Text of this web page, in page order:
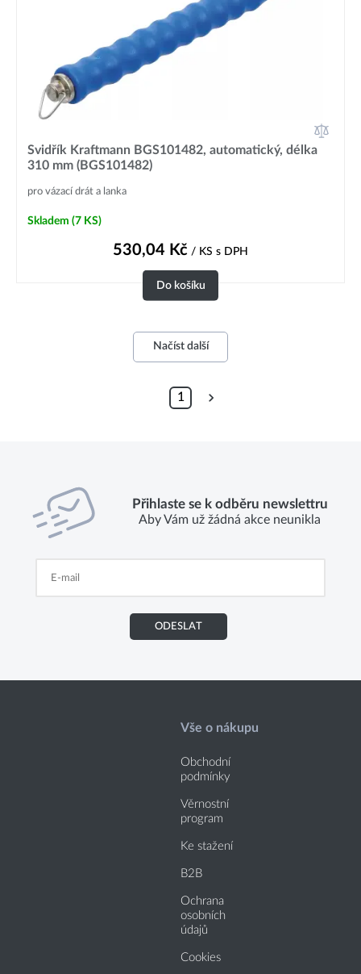
Svidřík Kraftmann BGS101482, automatický, délka
310 mm (BGS101482)
pro vázací drát a lanka
Skladem (7 KS)
530,04 Kč / KS s DPH
Do košíku
Načíst další
1
Přihlaste se k odběru newslettru
Aby Vám už žádná akce neunikla
ODESLAT
Vše o nákupu
Obchodní
podmínky
Věrnostní
program
Ke stažení
B2B
Ochrana
osobních
údajů
Cookies